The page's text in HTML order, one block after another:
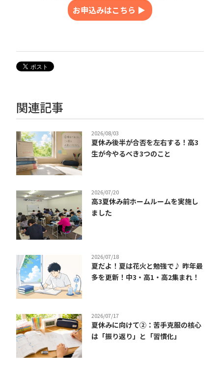
お申込みはこちら ▶
関連記事
2026/08/03
夏休み後半が合否を左右する！高3
生が今やるべき3つのこと
2026/07/20
高3夏休み前ホームルームを実施し
ました
2026/07/18
夏だよ！夏は花火と勉強で♪ 昨年最
多を更新！中3・高1・高2集まれ！
2026/07/17
夏休みに向けて②：苦手克服の核心
は「振り返り」と「習慣化」